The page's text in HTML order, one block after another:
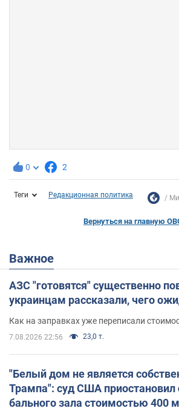
0 2
Теги Редакционная политика
Вернуться на главную
Важное
АЗС "готовятся" существенно
украинцам рассказали, чего
Как на заправках уже переписали
7.08.2026 22:56 23,0 т.
"Белый дом не является
Трампа": суд США приостановил
бального зала стоимостью 400